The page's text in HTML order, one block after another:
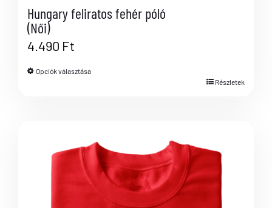
Hungary feliratos fehér póló
(Női)
4.490 Ft
Opciók választása
Részletek